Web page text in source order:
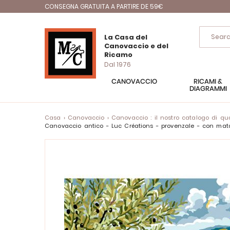
CONSEGNA GRATUITA A PARTIRE DE 59€
La Casa del
Canovaccio e del
Ricamo
Dal 1976
CANOVACCIO
RICAMI &
DIAGRAMMI
Casa Canovaccio Canovaccio : il nostro catalogo di
Canovaccio antico - Luc Créations - provenzale - con
galleria
immagini